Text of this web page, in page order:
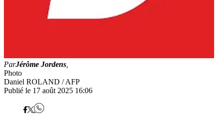
ParJérôme Jordens
Photo
Daniel ROLAND / AFP
Publié le 17 août 2025 16:06